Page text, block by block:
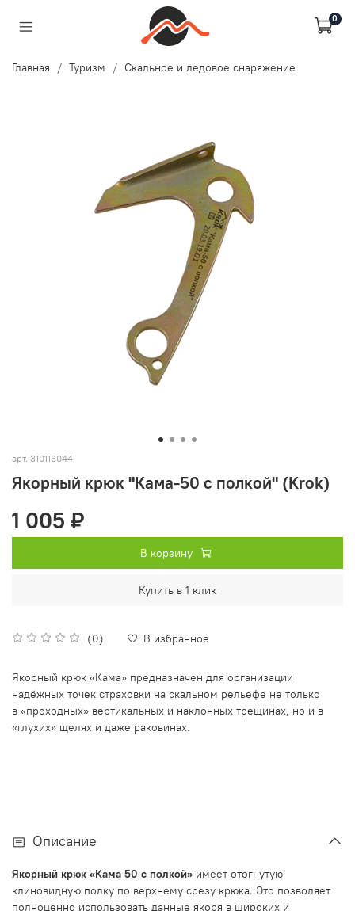
0
Главная Туризм Скальное и ледовое снаряжение
арт. 310118044
Якорный крюк "Кама-50 с полкой" (Krok)
(0) В избранное
1 005 ₽
В корзину
Купить в 1 клик
Якорный крюк «Кама» предназначен для организации
надёжных точек страховки на скальном рельефе не только
в «проходных» вертикальных и наклонных трещинах, но и в
«глухих» щелях и даже раковинах.
Описание
Якорный крюк «Кама 50 с полкой» имеет отогнутую
клиновидную полку по верхнему срезу крюка. Это позволяет
полноценно использовать данные якоря в широких и